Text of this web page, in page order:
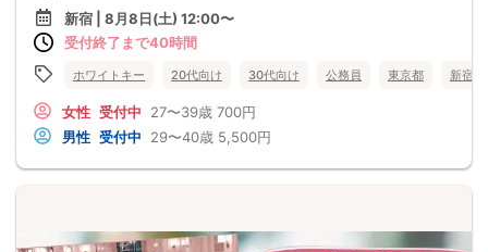
新宿 | 8月8日(土) 12:00〜
受付終了まで40時間
ホワイトキー 20代向け 30代向け 公務員 東京都 新宿
女性 受付中 27〜39歳 700円
男性 受付中 29〜40歳 5,500円